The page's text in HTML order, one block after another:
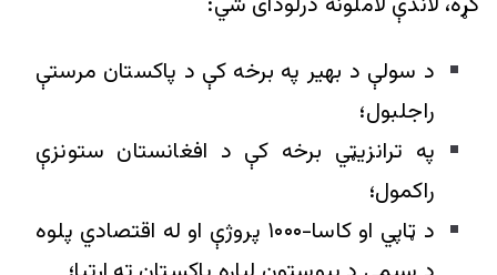
د سولې د بهير په برخه کې د پاکستان مرستې
راجلبول؛
په ترانزیټي برخه کې د افغانستان ستونزې
راکمول؛
د ټاپي او کاسا-۱۰۰۰ پروژې او له اقتصادي پلوه